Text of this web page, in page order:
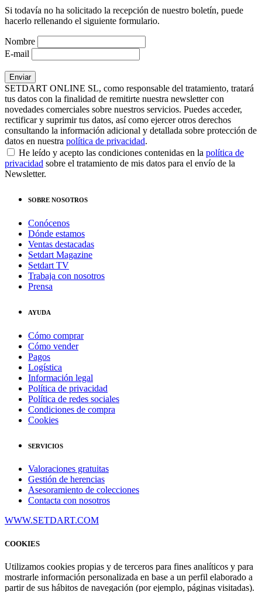
Si todavía no ha solicitado la recepción de nuestro boletín, puede
hacerlo rellenando el siguiente formulario.
Nombre
E-mail
SETDART ONLINE SL, como responsable del tratamiento, tratará
tus datos con la finalidad de remitirte nuestra newsletter con
novedades comerciales sobre nuestros servicios. Puedes acceder,
rectificar y suprimir tus datos, así como ejercer otros derechos
consultando la información adicional y detallada sobre protección de
datos en nuestra política de privacidad.
He leído y acepto las condiciones contenidas en la política de
privacidad sobre el tratamiento de mis datos para el envío de la
Newsletter.
SOBRE NOSOTROS
Conócenos
Dónde estamos
Ventas destacadas
Setdart Magazine
Setdart TV
Trabaja con nosotros
Prensa
AYUDA
Cómo comprar
Cómo vender
Pagos
Logística
Información legal
Política de privacidad
Política de redes sociales
Condiciones de compra
Cookies
SERVICIOS
Valoraciones gratuitas
Gestión de herencias
Asesoramiento de colecciones
Contacta con nosotros
WWW.SETDART.COM
COOKIES
Utilizamos cookies propias y de terceros para fines analíticos y para
mostrarle información personalizada en base a un perfil elaborado a
partir de sus hábitos de navegación (por ejemplo, páginas visitadas).